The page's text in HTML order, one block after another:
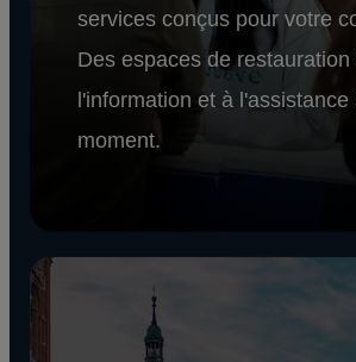
services conçus pour votre
Des espaces de restauration
l'information et à l'assistance
moment.